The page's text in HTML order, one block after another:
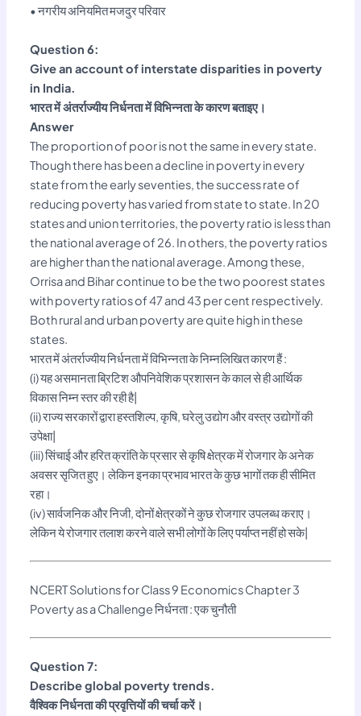
• नगरीय अनियमित मजदुर परिवार
Question 6:
Give an account of interstate disparities in poverty
in India.
भारत में अंतर्राज्यीय निर्धनता में विभिन्नता के कारण बताइए।
Answer
The proportion of poor is not the same in every state.
Though there has been a decline in poverty in every
state from the early seventies, the success rate of
reducing poverty has varied from state to state. In 20
states and union territories, the poverty ratio is less than
the national average of 26. In others, the poverty ratios
are higher than the national average. Among these,
Orrisa and Bihar continue to be the two poorest states
with poverty ratios of 47 and 43 per cent respectively.
Both rural and urban poverty are quite high in these
states.
भारत में अंतर्राज्यीय निर्धनता में विभिन्नता के निम्नलिखित कारण हैं :
(i) यह असमानता ब्रिटिश औपनिवेशिक प्रशासन के काल से ही आर्थिक
विकास निम्न स्तर की रही है|
(ii) राज्य सरकारों द्वारा हस्तशिल्प, कृषि, घरेलु उद्योग और वस्त्र उद्योगों की
उपेक्षा|
(iii) सिंचाई और हरित क्रांति के प्रसार से कृषि क्षेत्रक में रोजगार के अनेक
अवसर सृजित हुए। लेकिन इनका प्रभाव भारत के कुछ भागों तक ही सीमित
रहा।
(iv) सार्वजनिक और निजी, दोनों क्षेत्रकों ने कुछ रोजगार उपलब्ध कराए।
लेकिन ये रोजगार तलाश करने वाले सभी लोगों के लिए पर्याप्त नहीं हो सके|
NCERT Solutions for Class 9 Economics Chapter 3
Poverty as a Challenge निर्धनता : एक चुनौती
Question 7:
Describe global poverty trends.
वैश्विक निर्धनता की प्रवृत्तियों की चर्चा करें।